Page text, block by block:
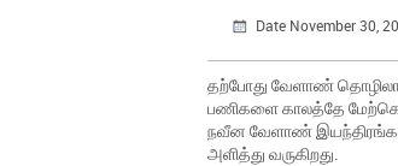
Date November 30,
தற்போது வேளாண்
பணிகளை காலத்தே
நவீன வேளாண் இயந்திரங்கள்
அளித்து வருகிறது.